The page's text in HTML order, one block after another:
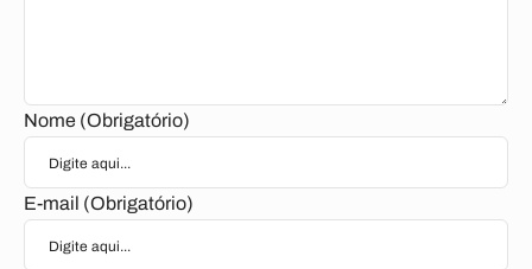
Nome (Obrigatório)
E-mail (Obrigatório)